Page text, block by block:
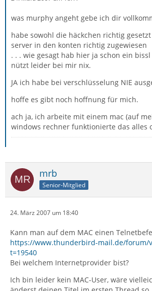
was murphy angeht gebe ich dir
habe sowohl die häckchen richtig
server in den konten richtig zugewiesen
. . . wie gesagt hab hier ja schon ein
nützt leider bei mir nix.
JA ich habe bei verschlüsselung NIE
hoffe es gibt noch hoffnung für mich.
ach ja, ich arbeite mit einem mac (auf
windows rechner funktionierte das alles
mrb
Senior-Mitglied
24. März 2007 um 18:40
Kann man auf dem MAC einen
https://www.thunderbird-mail.de/forum/
t=19540
Bei welchem Internetprovider bist?
Ich bin leider kein MAC-User, wäre